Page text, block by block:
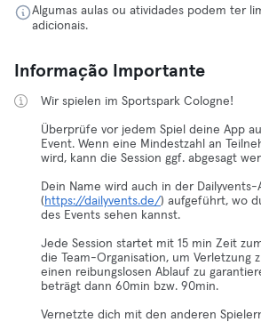
Algumas aulas ou atividades podem ter
adicionais.
Informação Importante
Wir spielen im Sportspark Cologne!
Überprüfe vor jedem Spiel deine App
Event. Wenn eine Mindestzahl an
wird, kann die Session ggf. abgesagt
Dein Name wird auch in der Dailyvents-
( https://dailyvents.de/) aufgeführt, wo
des Events sehen kannst.
Jede Session startet mit 15 min Zeit
die Team-Organisation, um Verletzung
einen reibungslosen Ablauf zu
beträgt dann 60min bzw. 90min.
Vernetzte dich mit den anderen